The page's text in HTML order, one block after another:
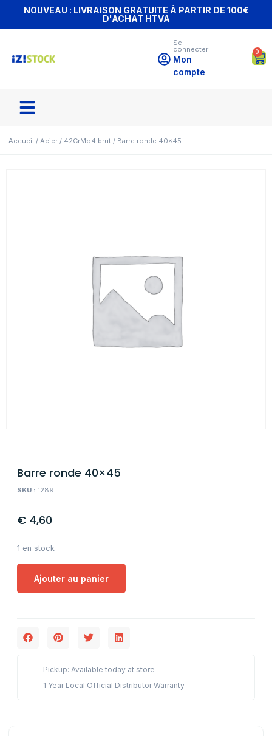
NOUVEAU : LIVRAISON GRATUITE À PARTIR DE 100€
D'ACHAT HTVA
Se
connecter
Mon
compte
0
Accueil / Acier / 42CrMo4 brut / Barre ronde 40×45
Barre ronde 40×45
SKU : 1289
€ 4,60
1 en stock
Ajouter au panier
Pickup: Available today at store
1 Year Local Official Distributor Warranty